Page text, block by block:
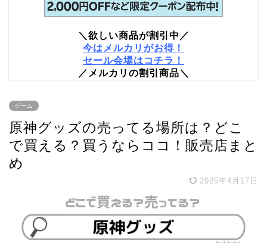
＼欲しい商品が割引中／
今はメルカリがお得！
セール会場はコチラ！
／メルカリの割引商品＼
ゲーム
原神グッズの売ってる場所は？どこ
で買える？買うならココ！販売店まと
め
2025年4月17日